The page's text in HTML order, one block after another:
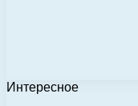
Интересное